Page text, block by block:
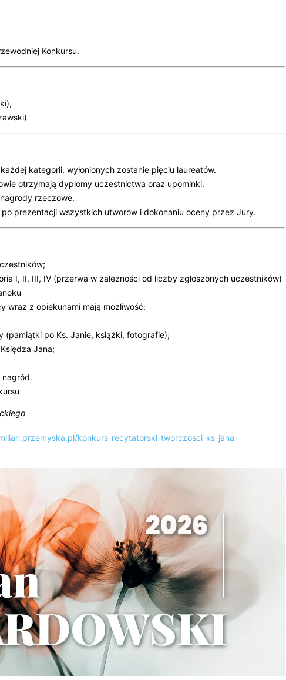
Konkursu.
kategorii, wyłonionych zostanie pięciu laureatów.
otrzymają dyplomy uczestnictwa oraz upominki.
rzeczowe.
prezentacji wszystkich utworów i dokonaniu oceny przez Jury.
I, II, III, IV (przerwa w zależności od liczby zgłoszonych uczestników)
wraz z opiekunami mają możliwość:
(pamiątki po Ks. Janie, książki, fotografie);
Jana;
nagród.
konkurs-recytatorski-tworczosci-ks-jana-